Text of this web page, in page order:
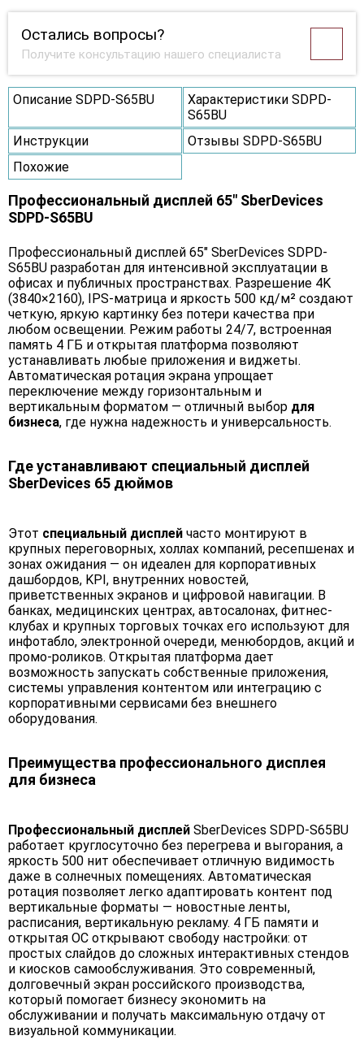
Остались вопросы?
Получите консультацию нашего специалиста
Описание SDPD-S65BU
Характеристики SDPD-
S65BU
Инструкции
Отзывы SDPD-S65BU
Похожие
Профессиональный дисплей 65" SberDevices
SDPD-S65BU
Профессиональный дисплей 65" SberDevices SDPD-
S65BU разработан для интенсивной эксплуатации в
офисах и публичных пространствах. Разрешение 4K
(3840×2160), IPS-матрица и яркость 500 кд/м² создают
четкую, яркую картинку без потери качества при
любом освещении. Режим работы 24/7, встроенная
память 4 ГБ и открытая платформа позволяют
устанавливать любые приложения и виджеты.
Автоматическая ротация экрана упрощает
переключение между горизонтальным и
вертикальным форматом — отличный выбор для
бизнеса, где нужна надежность и универсальность.
Где устанавливают специальный дисплей
SberDevices 65 дюймов
Этот специальный дисплей часто монтируют в
крупных переговорных, холлах компаний, ресепшенах и
зонах ожидания — он идеален для корпоративных
дашбордов, KPI, внутренних новостей,
приветственных экранов и цифровой навигации. В
банках, медицинских центрах, автосалонах, фитнес-
клубах и крупных торговых точках его используют для
инфотабло, электронной очереди, менюбордов, акций и
промо-роликов. Открытая платформа дает
возможность запускать собственные приложения,
системы управления контентом или интеграцию с
корпоративными сервисами без внешнего
оборудования.
Преимущества профессионального дисплея
для бизнеса
Профессиональный дисплей SberDevices SDPD-S65BU
работает круглосуточно без перегрева и выгорания, а
яркость 500 нит обеспечивает отличную видимость
даже в солнечных помещениях. Автоматическая
ротация позволяет легко адаптировать контент под
вертикальные форматы — новостные ленты,
расписания, вертикальную рекламу. 4 ГБ памяти и
открытая ОС открывают свободу настройки: от
простых слайдов до сложных интерактивных стендов
и киосков самообслуживания. Это современный,
долговечный экран российского производства,
который помогает бизнесу экономить на
обслуживании и получать максимальную отдачу от
визуальной коммуникации.